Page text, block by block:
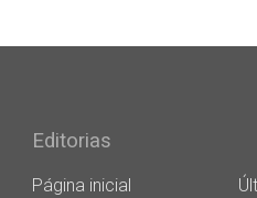
Editorias
Página inicial